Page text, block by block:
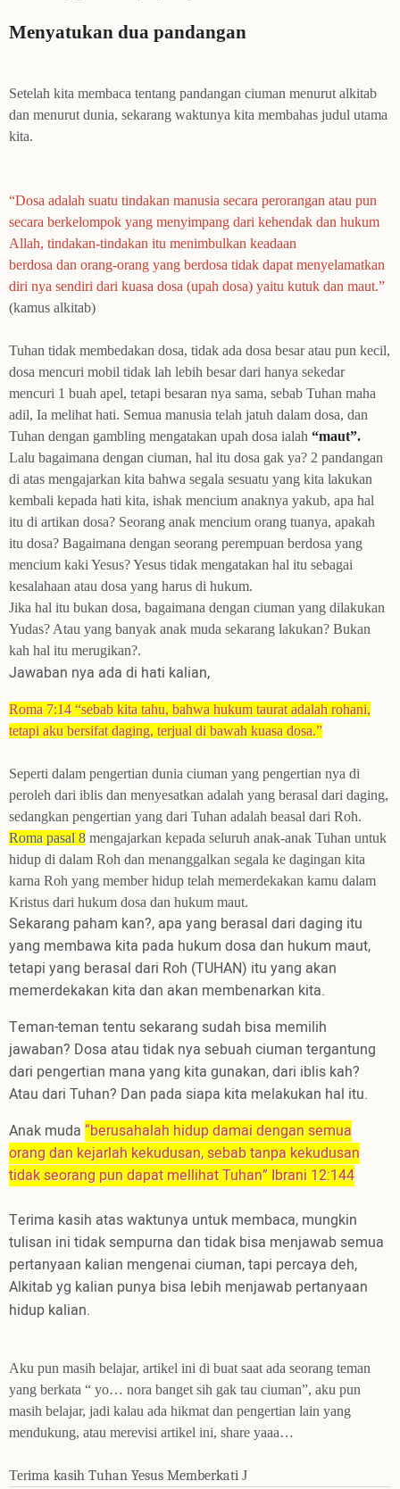
Menyatukan dua pandangan
Setelah kita membaca tentang pandangan ciuman menurut alkitab
dan menurut dunia, sekarang waktunya kita membahas judul utama
kita.
“Dosa adalah suatu tindakan manusia secara perorangan atau pun
secara berkelompok yang menyimpang dari kehendak dan hukum
Allah, tindakan-tindakan itu menimbulkan keadaan
berdosa dan orang-orang yang berdosa tidak dapat menyelamatkan
diri nya sendiri dari kuasa dosa (upah dosa) yaitu kutuk dan maut.”
(kamus alkitab)
Tuhan tidak membedakan dosa, tidak ada dosa besar atau pun kecil,
dosa mencuri mobil tidak lah lebih besar dari hanya sekedar
mencuri 1 buah apel, tetapi besaran nya sama, sebab Tuhan maha
adil, Ia melihat hati. Semua manusia telah jatuh dalam dosa, dan
Tuhan dengan gambling mengatakan upah dosa ialah “maut”.
Lalu bagaimana dengan ciuman, hal itu dosa gak ya? 2 pandangan
di atas mengajarkan kita bahwa segala sesuatu yang kita lakukan
kembali kepada hati kita, ishak mencium anaknya yakub, apa hal
itu di artikan dosa? Seorang anak mencium orang tuanya, apakah
itu dosa? Bagaimana dengan seorang perempuan berdosa yang
mencium kaki Yesus? Yesus tidak mengatakan hal itu sebagai
kesalahaan atau dosa yang harus di hukum.
Jika hal itu bukan dosa, bagaimana dengan ciuman yang dilakukan
Yudas? Atau yang banyak anak muda sekarang lakukan? Bukan
kah hal itu merugikan?.
Jawaban nya ada di hati kalian,
Roma 7:14 “sebab kita tahu, bahwa hukum taurat adalah rohani,
tetapi aku bersifat daging, terjual di bawah kuasa dosa.”
Seperti dalam pengertian dunia ciuman yang pengertian nya di
peroleh dari iblis dan menyesatkan adalah yang berasal dari daging,
sedangkan pengertian yang dari Tuhan adalah beasal dari Roh.
Roma pasal 8 mengajarkan kepada seluruh anak-anak Tuhan untuk
hidup di dalam Roh dan menanggalkan segala ke dagingan kita
karna Roh yang member hidup telah memerdekakan kamu dalam
Kristus dari hukum dosa dan hukum maut.
Sekarang paham kan?, apa yang berasal dari daging itu
yang membawa kita pada hukum dosa dan hukum maut,
tetapi yang berasal dari Roh (TUHAN) itu yang akan
memerdekakan kita dan akan membenarkan kita.
Teman-teman tentu sekarang sudah bisa memilih
jawaban? Dosa atau tidak nya sebuah ciuman tergantung
dari pengertian mana yang kita gunakan, dari iblis kah?
Atau dari Tuhan? Dan pada siapa kita melakukan hal itu.
Anak muda “berusahalah hidup damai dengan semua
orang dan kejarlah kekudusan, sebab tanpa kekudusan
tidak seorang pun dapat mellihat Tuhan” Ibrani 12:144
Terima kasih atas waktunya untuk membaca, mungkin
tulisan ini tidak sempurna dan tidak bisa menjawab semua
pertanyaan kalian mengenai ciuman, tapi percaya deh,
Alkitab yg kalian punya bisa lebih menjawab pertanyaan
hidup kalian.
Aku pun masih belajar, artikel ini di buat saat ada seorang teman
yang berkata “ yo… nora banget sih gak tau ciuman”, aku pun
masih belajar, jadi kalau ada hikmat dan pengertian lain yang
mendukung, atau merevisi artikel ini, share yaaa…
Terima kasih Tuhan Yesus Memberkati J